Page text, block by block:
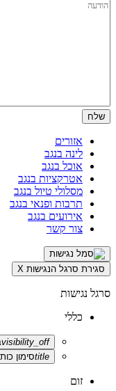
אזורים
לינה בנגב
אוכל בנגב
אטרקציות בנגב
מסלולי טיול בנגב
תרבות ופנאי בנגב
אירועים בנגב
צור קשר
סגירת סרגל הנגישות X
סרגל נגישות
כללי
visibility_off
titleסימון
זום